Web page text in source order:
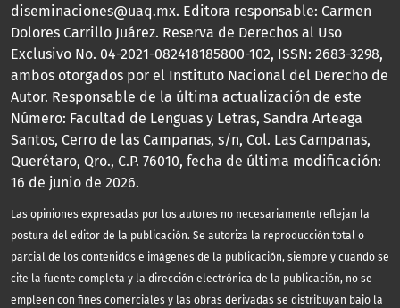
diseminaciones@uaq.mx. Editora responsable: Carmen
Dolores Carrillo Juárez. Reserva de Derechos al Uso
Exclusivo No. 04-2021-082418185800-102, ISSN: 2683-3298,
ambos otorgados por el Instituto Nacional del Derecho de
Autor. Responsable de la última actualización de este
Número: Facultad de Lenguas y Letras, Sandra Arteaga
Santos, Cerro de las Campanas, s/n, Col. Las Campanas,
Querétaro, Qro., C.P. 76010, fecha de última modificación:
16 de junio de 2026.
Las opiniones expresadas por los autores no necesariamente reflejan la
postura del editor de la publicación. Se autoriza la reproducción total o
parcial de los contenidos e imágenes de la publicación, siempre y cuando se
cite la fuente completa y la dirección electrónica de la publicación, no se
empleen con fines comerciales y las obras derivadas se distribuyan bajo la